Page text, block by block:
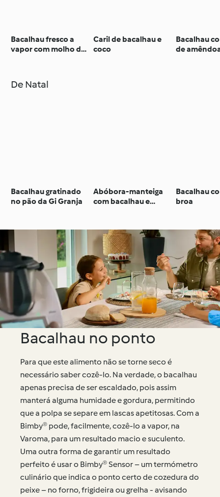
Bacalhau fresco a
vapor com molho de
Caril de bacalhau e
coco
Bacalhau
de
De Natal
Bacalhau gratinado
no pão da Gi Granja
Abóbora-manteiga
com bacalhau e
Bacalhau
broa
Bacalhau no ponto
Para que este alimento não se torne seco é
necessário saber cozê-lo. Na verdade, o bacalhau
apenas precisa de ser escaldado, pois assim
manterá alguma humidade e gordura, permitindo
que a polpa se separe em lascas apetitosas. Com a
Bimby® pode, facilmente, cozê-lo a vapor, na
Varoma, para um resultado macio e suculento.
Uma outra forma de garantir um resultado
perfeito é usar o Bimby® Sensor – um termómetro
culinário que indica o ponto certo de cozedura do
peixe – no forno, frigideira ou grelha - avisando